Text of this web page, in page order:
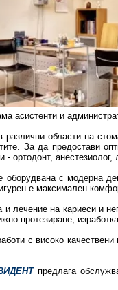
асистенти и
различни области на
За да предостави
ортодонт,
оборудвана с модерна
е максимален
и лечение на кариеси и
протезиране,
с високо
предлага